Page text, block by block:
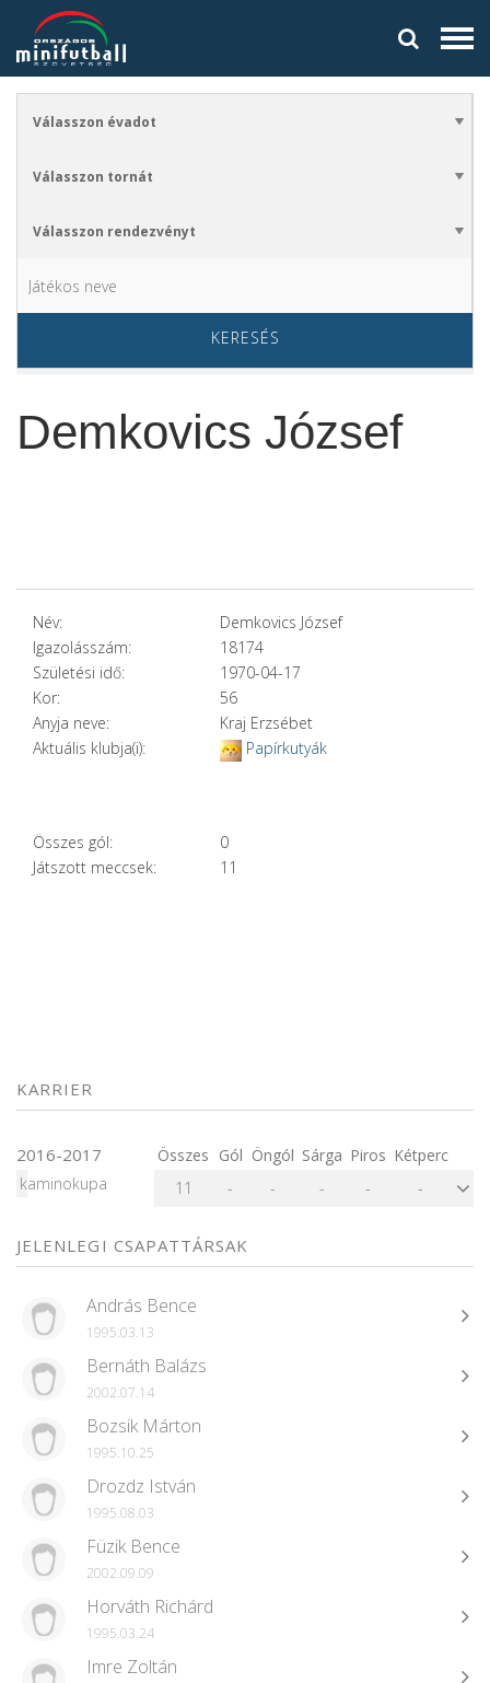
KERESÉS
Demkovics József
Név:
Demkovics József
Igazolásszám:
18174
Születési idő:
1970-04-17
Kor:
56
Anyja neve:
Kraj Erzsébet
Aktuális klubja(i):
Papírkutyák
Összes gól:
0
Játszott meccsek:
11
KARRIER
2016-2017 Összes Gól Öngól Sárga Piros Kétperc
kaminokupa
11 - - - - -
JELENLEGI CSAPATTÁRSAK
András Bence
1995.03.13
Bernáth Balázs
2002.07.14
Bozsik Márton
1995.10.25
Drozdz István
1995.08.03
Füzik Bence
2002.09.09
Horváth Richárd
1995.03.24
Imre Zoltán